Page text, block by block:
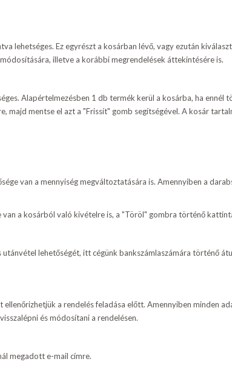
lehetséges. Ez egyrészt a kosárban lévő, vagy ezután
illetve a korábbi megrendelések áttekintésére is.
Alapértelmezésben 1 db termék kerül a kosárba, ha ennél
mentse el azt a "Frissít" gomb segítségével. A kosár
van a mennyiség megváltoztatására is. Amennyiben a
a kosárból való kivételre is, a "Töröl" gombra történő
lehetőségét, itt cégünk bankszámlaszámára történő
a rendelés feladása előtt. Amennyiben minden
és módosítani a rendelésen.
megadott e-mail címre.